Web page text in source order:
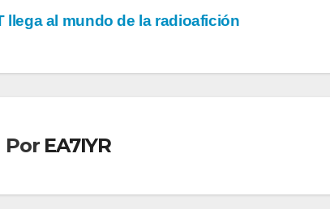
llega al mundo de la radioafición
Por EA7IYR